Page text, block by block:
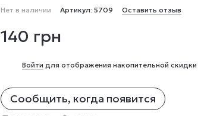
Нет в наличии Артикул: 5709 Оставить отзыв
140 грн
Войти для отображения накопительной скидки
Сообщить, когда появится